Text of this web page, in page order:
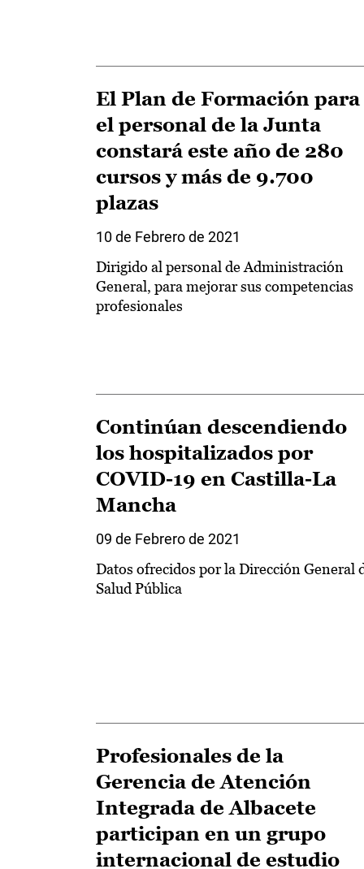
El Plan de Formación para
el personal de la Junta
constará este año de 280
cursos y más de 9.700
plazas
10 de Febrero de 2021
Dirigido al personal de Administración
General, para mejorar sus competencias
profesionales
Continúan descendiendo
los hospitalizados por
COVID-19 en Castilla-La
Mancha
09 de Febrero de 2021
Datos ofrecidos por la Dirección General
Salud Pública
Profesionales de la
Gerencia de Atención
Integrada de Albacete
participan en un grupo
internacional de estudio